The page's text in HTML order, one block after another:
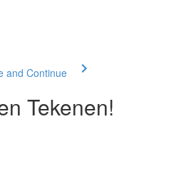
and Continue
Tekenen!